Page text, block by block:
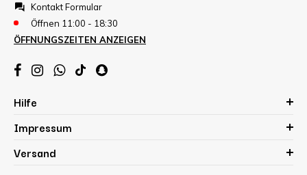
Kontakt Formular
Öffnen 11:00 - 18:30
ÖFFNUNGSZEITEN ANZEIGEN
Hilfe
Impressum
Versand